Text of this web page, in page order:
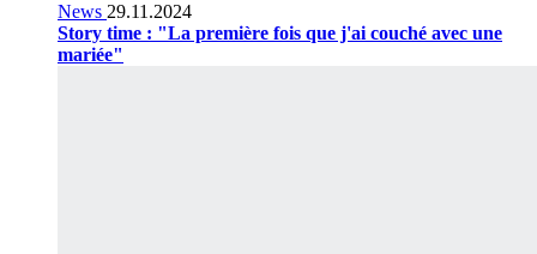
News 29.11.2024
Story time : "La première fois que j'ai couché avec une
mariée"